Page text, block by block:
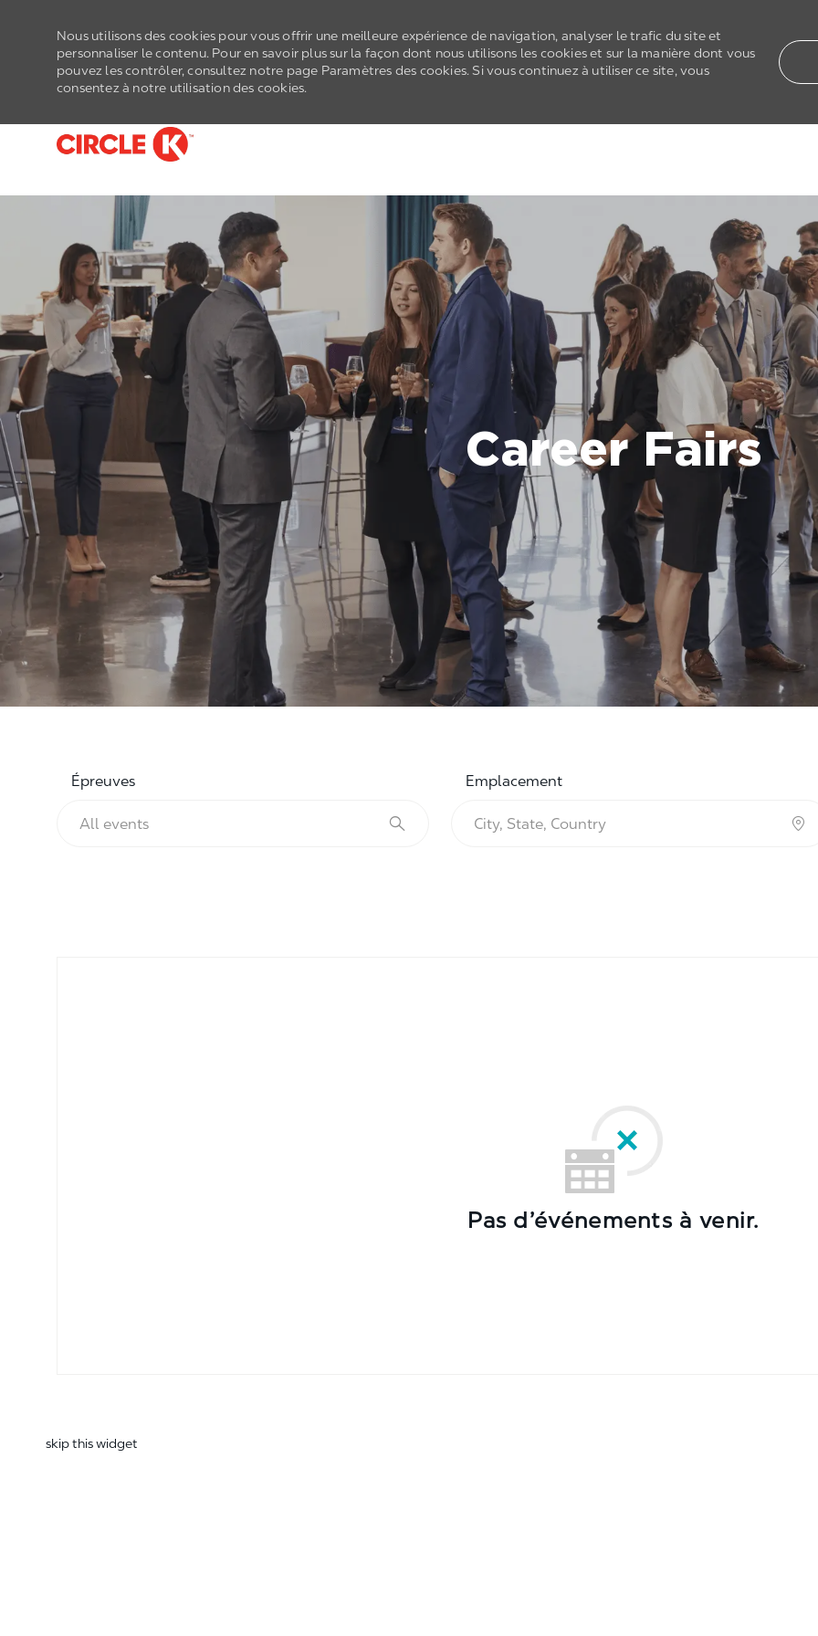
Nous utilisons des cookies pour vous offrir une meilleure expérience de navigation, analyser le trafic du site et
personnaliser le contenu. Pour en savoir plus sur la façon dont nous utilisons les cookies et sur la manière dont vous
pouvez les contrôler, consultez notre page Paramètres des cookies. Si vous continuez à utiliser ce site, vous
consentez à notre utilisation des cookies.
Career Fairs
Épreuves Emplacement
Pas d’événements à venir.
skip this widget